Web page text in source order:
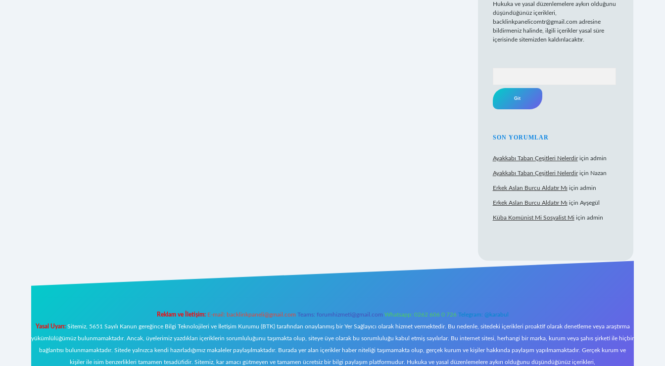
Hukuka ve yasal düzenlemelere aykırı olduğunu
düşündüğünüz içerikleri,
backlinkpanelicomtr@gmail.com adresine
bildirmeniz halinde, ilgili içerikler yasal süre
içerisinde sitemizden kaldırılacaktır.
SON YORUMLAR
Ayakkabı Taban Çeşitleri Nelerdiriçin admin
Ayakkabı Taban Çeşitleri Nelerdiriçin Nazan
Erkek Aslan Burcu Aldatır Mı için admin
Erkek Aslan Burcu Aldatır Mı için Ayşegül
Küba Komünist Mi Sosyalist Mi için admin
Reklam ve İletişim: E-mail: backlinkpaneli@gmail.com Teams: forumhizmeti@gmail.com Whatsapp: 0262 606 0 726 Telegram: @karabul
Yasal Uyarı:Sitemiz, 5651 Sayılı Kanun gereğince Bilgi Teknolojileri ve İletişim Kurumu (BTK) tarafından onaylanmış bir Yer Sağlayıcı olarak hizmet vermektedir. Bu nedenle, sitedeki içerikleri proaktif olarak denetleme veya araştırma
yükümlülüğümüz bulunmamaktadır. Ancak, üyelerimiz yazdıkları içeriklerin sorumluluğunu taşımakta olup, siteye üye olarak bu sorumluluğu kabul etmiş sayılırlar. Bu internet sitesi, herhangi bir marka, kurum veya şahıs şirketi ile hiçbir
bağlantısı bulunmamaktadır. Sitede yalnızca kendi hazırladığımız makaleler paylaşılmaktadır. Burada yer alan içerikler haber niteliği taşımamakta olup, gerçek kurum ve kişiler hakkında paylaşım yapılmamaktadır. Gerçek kurum ve
kişiler ile isim benzerlikleri tamamen tesadüfidir. Sitemiz, kar amacı gütmeyen ve tamamen ücretsiz bir bilgi paylaşım platformudur. Hukuka ve yasal düzenlemelere aykırı olduğunu düşündüğünüz içerikleri,